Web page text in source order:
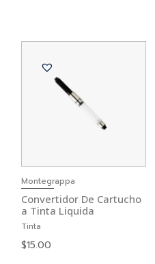
Montegrappa
Convertidor De Cartucho
a Tinta Liquida
Tinta
$15.00